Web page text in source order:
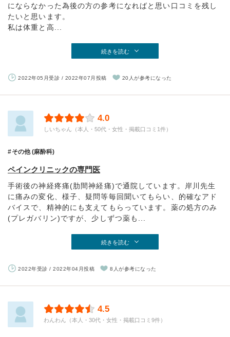
にならなかった為後の方の参考になればと思い口コミを残し
たいと思います。
私は体重と高...
続きを読む
2022年05月受診 / 2022年07月投稿 20人が参考になった
4.0
しいちゃん（本人・50代・女性・掲載口コミ1件）
その他 (麻酔科)
ペインクリニックの専門医
手術後の神経疼痛(肋間神経痛)で通院しています。岸川先生
に痛みの変化、様子、疑問等毎回聞いてもらい、的確なアド
バイスで、精神的にも支えてもらっています。薬の処方のみ
(プレガバリン)ですが、少しずつ薬も...
続きを読む
2022年受診 / 2022年04月投稿 8人が参考になった
4.5
わんわん（本人・30代・女性・掲載口コミ9件）